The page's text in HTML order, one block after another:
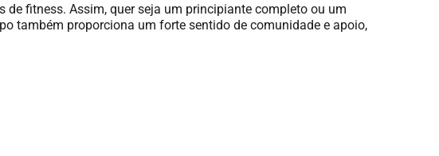
fitness. Assim, quer seja um principiante completo ou um
também proporciona um forte sentido de comunidade e apoio,